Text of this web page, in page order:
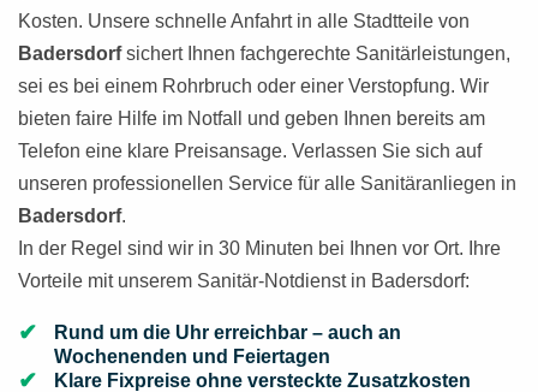
Kosten. Unsere schnelle Anfahrt in alle Stadtteile von
Badersdorfsichert Ihnen fachgerechte Sanitärleistungen,
sei es bei einem Rohrbruch oder einer Verstopfung. Wir
bieten faire Hilfe im Notfall und geben Ihnen bereits am
Telefon eine klare Preisansage. Verlassen Sie sich auf
unseren professionellen Service für alle Sanitäranliegen in
Badersdorf.
In der Regel sind wir in 30 Minuten bei Ihnen vor Ort. Ihre
Vorteile mit unserem Sanitär-Notdienst in Badersdorf:
Rund um die Uhr erreichbar – auch an
Wochenenden und Feiertagen
Klare Fixpreise ohne versteckte Zusatzkosten